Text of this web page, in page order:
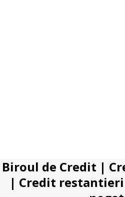
Biroul de Credit |
| Credit restantieri